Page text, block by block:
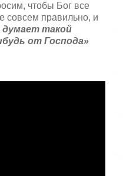
чтобы Бог все
совсем правильно, и
думает такой
от Господа»